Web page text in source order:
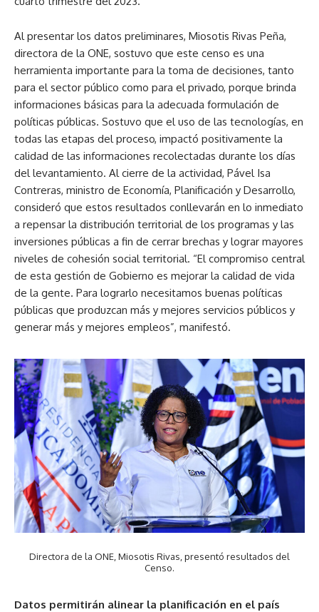
Al presentar los datos preliminares, Miosotis Rivas Peña,
directora de la ONE, sostuvo que este censo es una
herramienta importante para la toma de decisiones, tanto
para el sector público como para el privado, porque brinda
informaciones básicas para la adecuada formulación de
políticas públicas. Sostuvo que el uso de las tecnologías, en
todas las etapas del proceso, impactó positivamente la
calidad de las informaciones recolectadas durante los días
del levantamiento. Al cierre de la actividad, Pável Isa
Contreras, ministro de Economía, Planificación y Desarrollo,
consideró que estos resultados conllevarán en lo inmediato
a repensar la distribución territorial de los programas y las
inversiones públicas a fin de cerrar brechas y lograr mayores
niveles de cohesión social territorial. “El compromiso central
de esta gestión de Gobierno es mejorar la calidad de vida
de la gente. Para lograrlo necesitamos buenas políticas
públicas que produzcan más y mejores servicios públicos y
generar más y mejores empleos”, manifestó.
Directora de la ONE, Miosotis Rivas, presentó resultados del
Censo.
Datos permitirán alinear la planificación en el país